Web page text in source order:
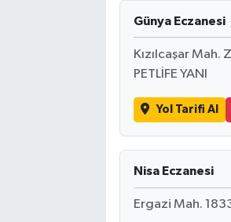
Günya Eczanesi
Kızılcaşar Mah.
PETLİFE YANI
Yol Tarifi Al
Nisa Eczanesi
Ergazi Mah.